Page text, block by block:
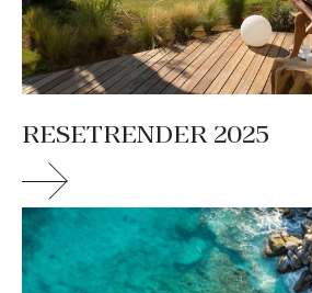
RESETRENDER 2025